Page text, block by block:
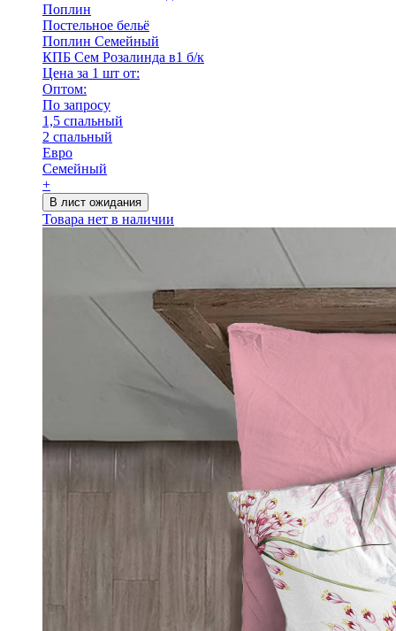
Поплин
Постельное бельё
Поплин Семейный
КПБ Сем Розалинда в1 б/к
Цена за 1 шт от:
Оптом:
По запросу
1,5 спальный
2 спальный
Евро
Семейный
+
В лист ожидания
Товара нет в наличии